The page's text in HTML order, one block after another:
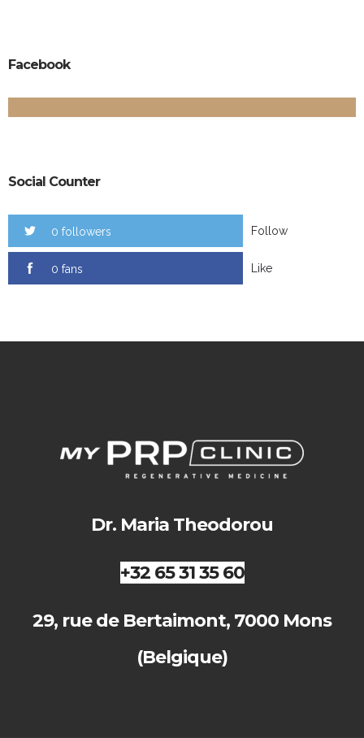
Facebook
Social Counter
0 followers Follow
0 fans Like
Dr. Maria Theodorou
+32 65 31 35 60
29, rue de Bertaimont, 7000 Mons
(Belgique)